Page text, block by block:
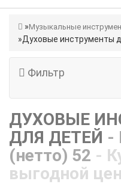
Музыкальные
Духовые инструменты
Фильтр
ДУХОВЫЕ
ДЛЯ ДЕТЕЙ -
(нетто) 52 -
выгодной